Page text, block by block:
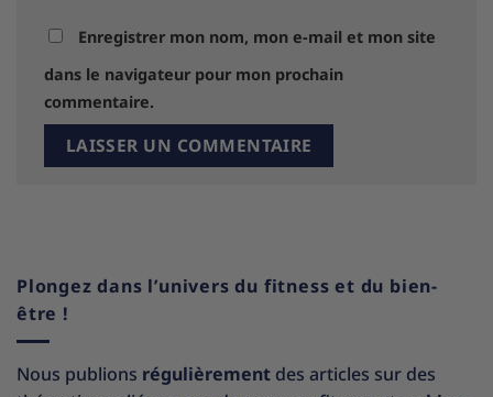
Enregistrer mon nom, mon e-mail et mon site
dans le navigateur pour mon prochain
commentaire.
Plongez dans l’univers du fitness et du bien-
être !
Nous publions régulièrement des articles sur des